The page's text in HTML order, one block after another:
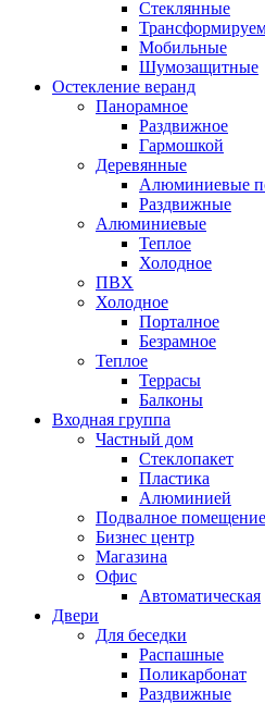
Стеклянные
Мобильные
Шумозащитные
Остекление веранд
Панорамное
Раздвижное
Гармошкой
Деревянные
Алюминиевые
Раздвижные
Алюминиевые
Теплое
Холодное
ПВХ
Холодное
Порталное
Безрамное
Теплое
Террасы
Балконы
Входная группа
Частный дом
Стеклопакет
Пластика
Алюминией
Подвалное помещение
Бизнес центр
Магазина
Офис
Автоматическая
Двери
Для беседки
Распашные
Поликарбонат
Раздвижные